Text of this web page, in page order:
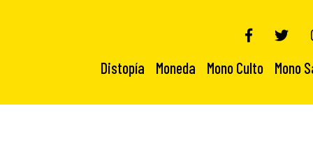
Distopía Moneda Mono Culto Mono